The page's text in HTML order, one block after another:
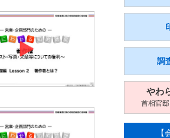
調
やわ
首相官
【